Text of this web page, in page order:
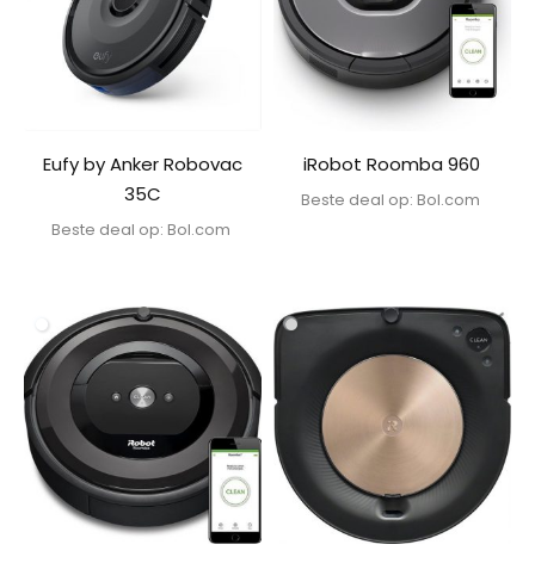
Eufy by Anker Robovac
35C
Beste deal op: bol.com
iRobot Roomba 960
Beste deal op: bol.com